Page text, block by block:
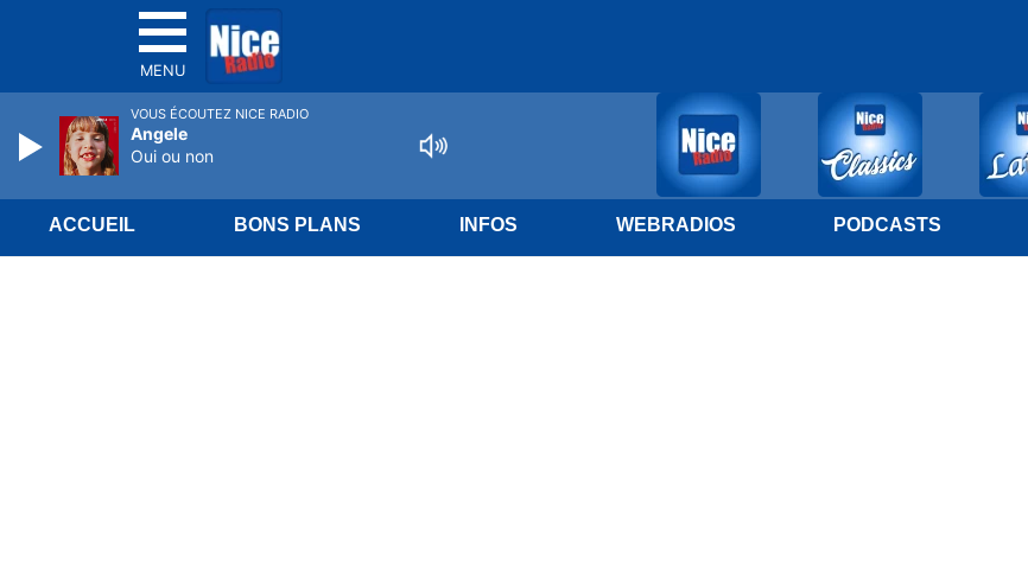
MENU
ACCUEIL BONS PLANS INFOS WEBRADIOS PODCASTS
VOUS ÉCOUTEZ NICE RADIO
Angele
Oui ou non